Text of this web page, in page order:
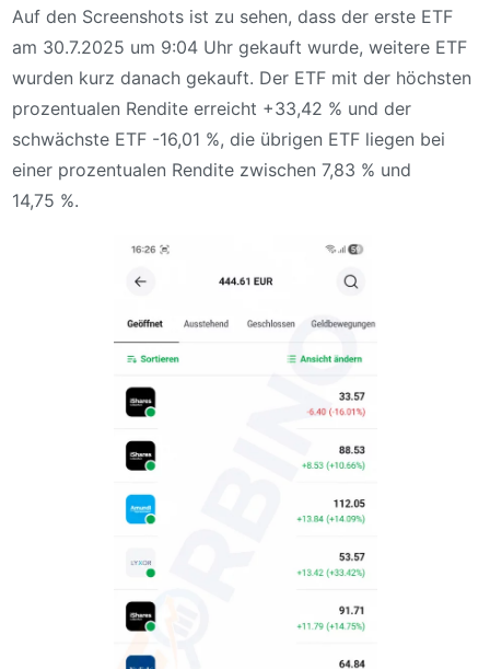
Auf den Screenshots ist zu sehen, dass der erste ETF
am 30.7.2025 um 9:04 Uhr gekauft wurde, weitere ETF
wurden kurz danach gekauft. Der ETF mit der höchsten
prozentualen Rendite erreicht +33,42 % und der
schwächste ETF -16,01 %, die übrigen ETF liegen bei
einer prozentualen Rendite zwischen 7,83 % und
14,75 %.